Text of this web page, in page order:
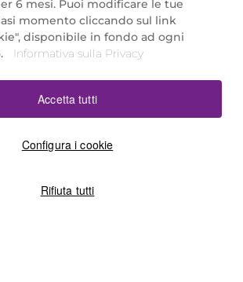
con P.IVA 13425220152.
APP
6 mesi. Puoi modificare le tue
momento cliccando sul link
disponibile in fondo ad ogni
Informativa sulla Privacy
Configura i cookie
Rifiuta tutti
Accetta tutti